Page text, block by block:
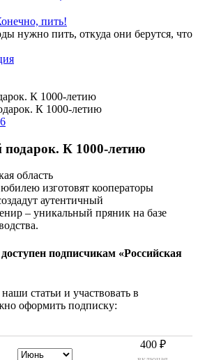
нужно пить, откуда они берутся, что
К 1000-летию
К 1000-летию
область
изготовят кооператоры
аутентичный
– уникальный пряник на базе
подписчикам «Российская
статьи и участвовать в
оформить подписку:
400 ₽